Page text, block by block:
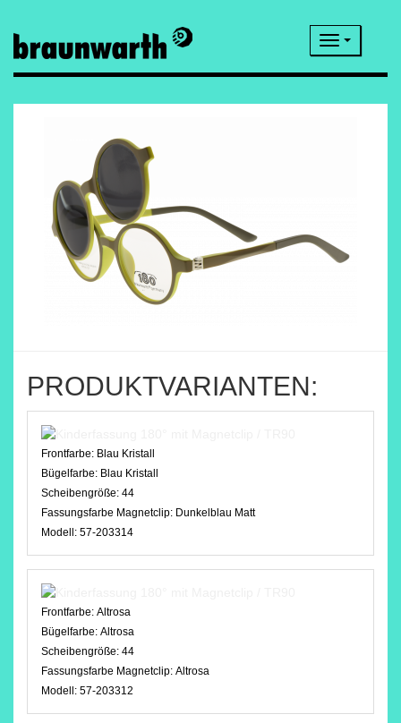
PRODUKTVARIANTEN:
Frontfarbe: Blau Kristall
Bügelfarbe: Blau Kristall
Scheibengröße: 44
Fassungsfarbe Magnetclip: Dunkelblau Matt
Modell: 57-203314
Frontfarbe: Altrosa
Bügelfarbe: Altrosa
Scheibengröße: 44
Fassungsfarbe Magnetclip: Altrosa
Modell: 57-203312